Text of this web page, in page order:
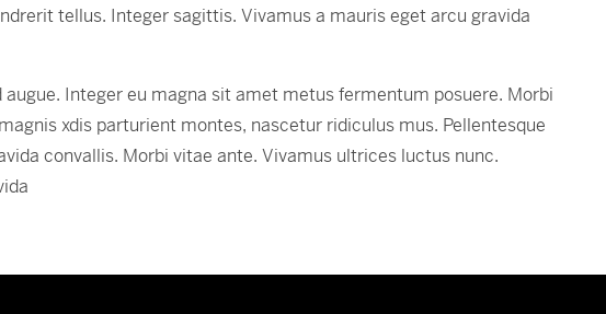
tellus. Integer sagittis. Vivamus a mauris eget arcu gravida
Integer eu magna sit amet metus fermentum posuere. Morbi
xdis parturient montes, nascetur ridiculus mus. Pellentesque
convallis. Morbi vitae ante. Vivamus ultrices luctus nunc.